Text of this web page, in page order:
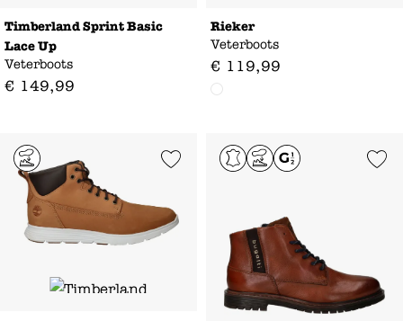
Timberland Sprint Basic
Lace Up
Veterboots
€ 149,99
Rieker
Veterboots
€ 119,99
Add to Wishlist Add to